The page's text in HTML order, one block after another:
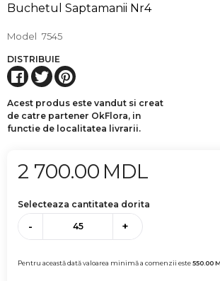
Buchetul Saptamanii Nr4
Model 7545
DISTRIBUIE
Acest produs este vandut si creat
de catre partener OkFlora, in
functie de localitatea livrarii.
2 700.00 MDL
Selecteaza cantitatea dorita
- +
Pentru această dată valoarea minimă a comenzii este550.00